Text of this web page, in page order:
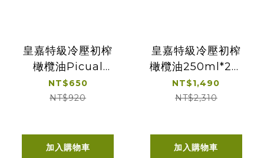
皇嘉特級冷壓初榨
橄欖油Picual
250ml
NT$650
NT$920
加入購物車
皇嘉特級冷壓初榨
橄欖油250ml*2贈
皇嘉
100ml*1+25ml*1
NT$1,490
NT$2,310
加入購物車